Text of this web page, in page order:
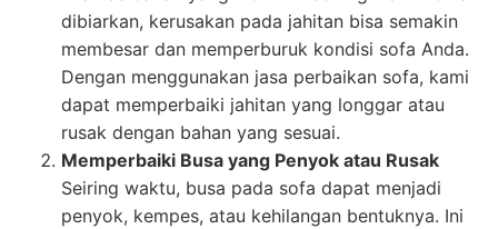
dibiarkan, kerusakan pada jahitan bisa semakin
membesar dan memperburuk kondisi sofa Anda.
Dengan menggunakan jasa perbaikan sofa, kami
dapat memperbaiki jahitan yang longgar atau
rusak dengan bahan yang sesuai.
Memperbaiki Busa yang Penyok atau Rusak
Seiring waktu, busa pada sofa dapat menjadi
penyok, kempes, atau kehilangan bentuknya. Ini